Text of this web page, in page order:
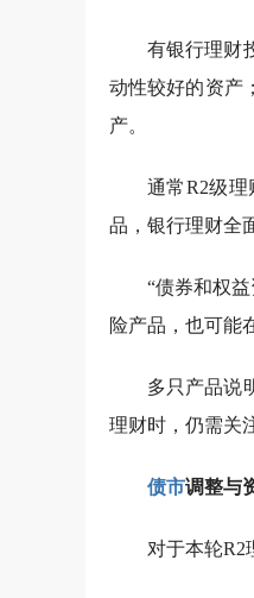
有银行理财
动性较好的资产
产。
通常R2级
品，银行理财全
“债券和权
险产品，也可能
多只产品说
理财时，仍需关
债市调整与
对于本轮R2